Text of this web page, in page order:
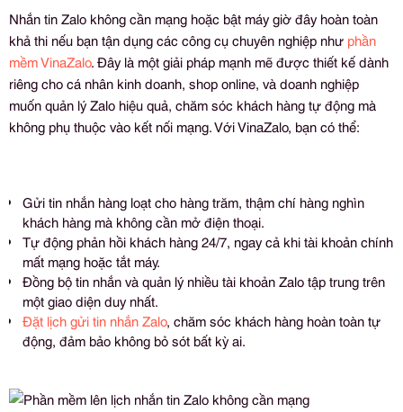
Nhắn tin Zalo không cần mạng hoặc bật máy giờ đây hoàn toàn
khả thi nếu bạn tận dụng các công cụ chuyên nghiệp như phần
mềm VinaZalo. Đây là một giải pháp mạnh mẽ được thiết kế dành
riêng cho cá nhân kinh doanh, shop online, và doanh nghiệp
muốn quản lý Zalo hiệu quả, chăm sóc khách hàng tự động mà
không phụ thuộc vào kết nối mạng. Với VinaZalo, bạn có thể:
Gửi tin nhắn hàng loạt cho hàng trăm, thậm chí hàng nghìn
khách hàng mà không cần mở điện thoại.
Tự động phản hồi khách hàng 24/7, ngay cả khi tài khoản chính
mất mạng hoặc tắt máy.
Đồng bộ tin nhắn và quản lý nhiều tài khoản Zalo tập trung trên
một giao diện duy nhất.
Đặt lịch gửi tin nhắn Zalo, chăm sóc khách hàng hoàn toàn tự
động, đảm bảo không bỏ sót bất kỳ ai.